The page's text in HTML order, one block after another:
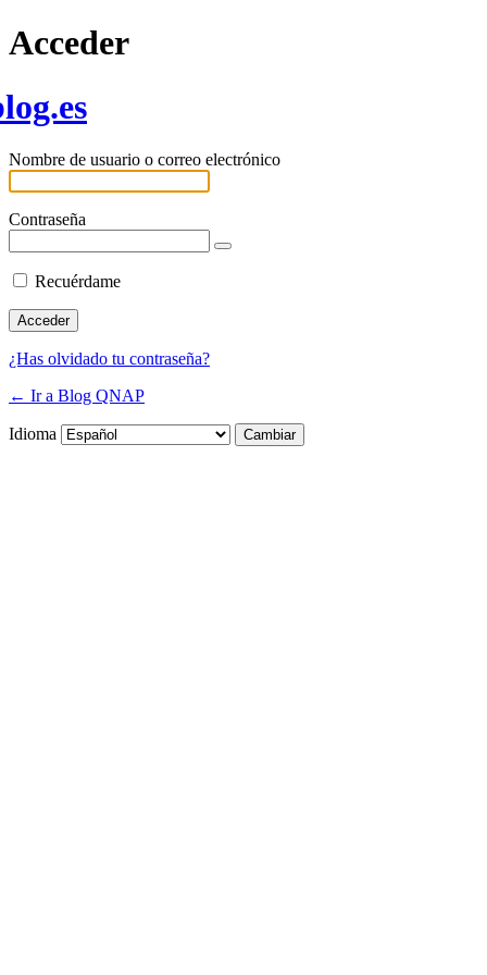
Acceder
Nombre de usuario o correo electrónico
Contraseña
Recuérdame
¿Has olvidado tu contraseña?
← Ir a Blog QNAP
Idioma